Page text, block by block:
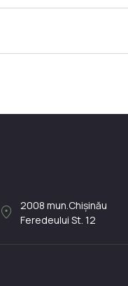
location_on 2008 mun.Chișinău
Feredeului St. 12